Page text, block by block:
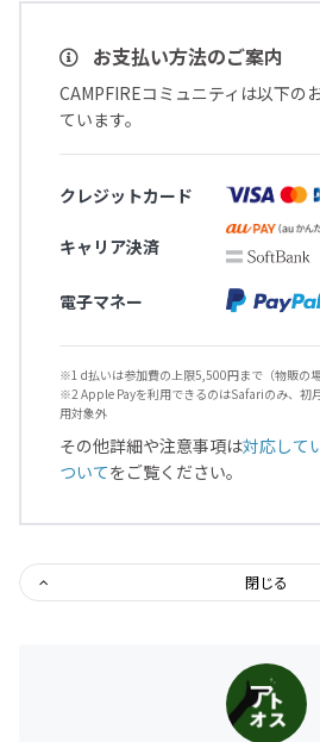
お支払い方法のご案内
CAMPFIREコミュニティは以下の
ています。
クレジットカード
キャリア決済
電子マネー
※1 d払いは参加費の上限5,500円まで（物販の
※2 Apple Payを利用できるのはSafariのみ、初
用対象外
その他詳細や注意事項は対応して
ついてをご覧ください。
閉じる